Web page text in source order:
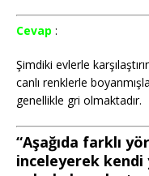
Cevap :
Şimdiki evlerle
canlı renklerle
genellikle gri olmaktadır.
“Aşağıda farklı
inceleyerek kendi